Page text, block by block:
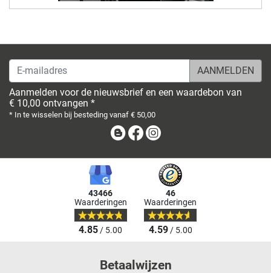
E-mailadres
Aanmelden voor de nieuwsbrief en een waardebon van
€ 10,00 ontvangen *
* In te wisselen bij besteding vanaf € 50,00
BlogFacebook
43466
Waarderingen
4.85/ 5.00
46
Waarderingen
4.59/ 5.00
Betaalwijzen